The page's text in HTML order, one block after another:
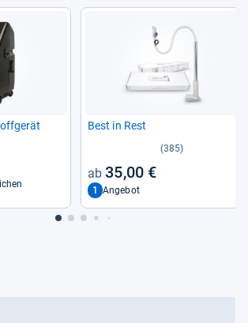
Best in Rest
(385)
35,00 €
1 Angebot